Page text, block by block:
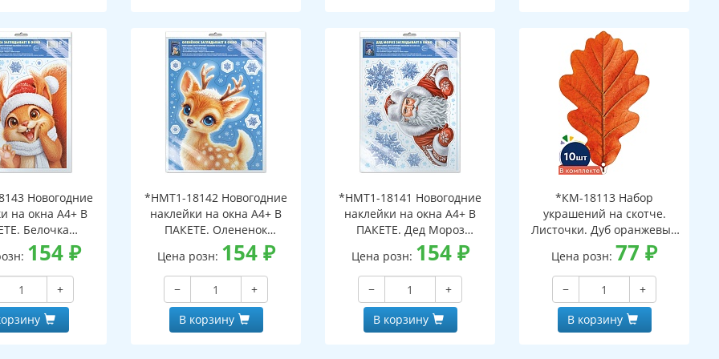
Новогодние
на окна А4+ В
Белочка
в окно (видны
сторон,
в
упаковке,
и клеевым
154₽
+
*НМТ1-18142 Новогодние
наклейки на окна А4+ В
ПАКЕТЕ. Олененок
заглядывает в окно (видны
с обеих сторон,
многоразовые, в
индивидуальной упаковке,
с европодвесом и клеевым
клапаном)
Цена розн: 154₽
−
+
В корзину
*НМТ1-18141 Новогодние
наклейки на окна А4+ В
ПАКЕТЕ. Дед Мороз
заглядывает в окно (видны
с обеих сторон,
многоразовые, в
индивидуальной упаковке,
с европодвесом и клеевым
клапаном)
Цена розн: 154₽
−
+
В корзину
*КМ-18113 Набор
украшений на скотче.
Листочки. Дуб оранжевый
(10 шт. в наборе,
двухсторонняя, ВД-лак)
Цена розн: 77₽
−
+
В корзину